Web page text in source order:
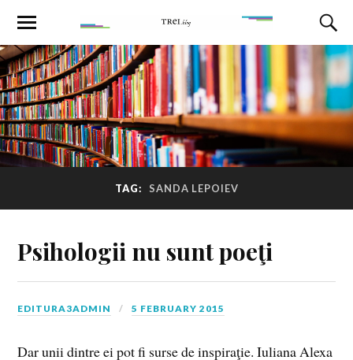
TAG: SANDA LEPOIEV
Psihologii nu sunt poeţi
EDITURA3ADMIN 5 FEBRUARY 2015
Dar unii dintre ei pot fi surse de inspiraţie. Iuliana Alexa